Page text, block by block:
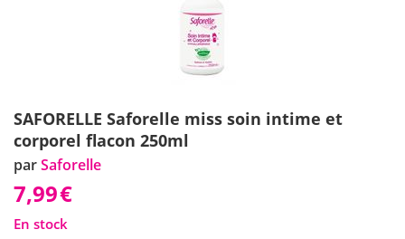
SAFORELLE Saforelle miss soin intime et
corporel flacon 250ml
parSaforelle
7,99€
En stock